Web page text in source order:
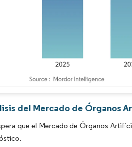
Imagen © Mordor Intelligence. El uso
del Mercado de Órganos
que el Mercado de Órganos